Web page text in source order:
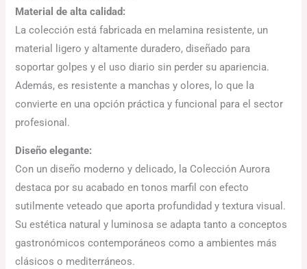
Material de alta calidad:
La colección está fabricada en melamina resistente, un
material ligero y altamente duradero, diseñado para
soportar golpes y el uso diario sin perder su apariencia.
Además, es resistente a manchas y olores, lo que la
convierte en una opción práctica y funcional para el sector
profesional.
Diseño elegante:
Con un diseño moderno y delicado, la Colección Aurora
destaca por su acabado en tonos marfil con efecto
sutilmente veteado que aporta profundidad y textura visual.
Su estética natural y luminosa se adapta tanto a conceptos
gastronómicos contemporáneos como a ambientes más
clásicos o mediterráneos.